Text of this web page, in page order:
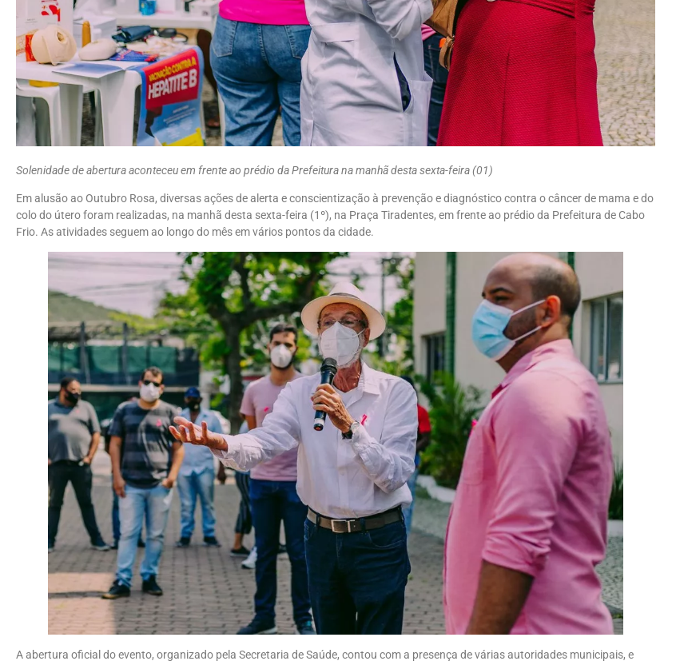
Solenidade de abertura aconteceu em frente ao prédio da Prefeitura na manhã desta sexta-feira (01)
Em alusão ao Outubro Rosa, diversas ações de alerta e conscientização à prevenção e diagnóstico contra o câncer de mama e do
colo do útero foram realizadas, na manhã desta sexta-feira (1º), na Praça Tiradentes, em frente ao prédio da Prefeitura de Cabo
Frio. As atividades seguem ao longo do mês em vários pontos da cidade.
A abertura oficial do evento, organizado pela Secretaria de Saúde, contou com a presença de várias autoridades municipais, e